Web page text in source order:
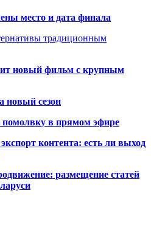
место и дата финала
традиционным
новый фильм с крупным
новый сезон
помолвку в прямом эфире
контента: есть ли выход
размещение статей